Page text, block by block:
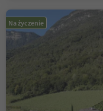
Na życzenie